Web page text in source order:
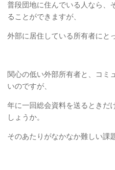
普段団地に住んでいる人なら、
ることができますが、
外部に居住している所有者にと
関心の低い外部所有者と、コミ
いのですが、
年に一回総会資料を送るときだ
しょうか。
そのあたりがなかなか難しい課